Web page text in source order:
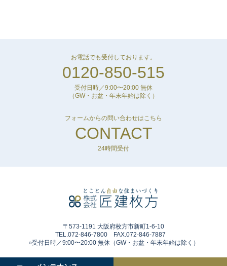
お電話でも受付しております。
0120-850-515
受付日時／9:00〜20:00 無休
（GW・お盆・年末年始は除く）
フォームからの問い合わせはこちら
CONTACT
24時間受付
〒573-1191 大阪府枚方市新町1-6-10
TEL.072-846-7800 FAX.072-846-7887
○受付日時／9:00〜20:00 無休（GW・お盆・年末年始は除く）